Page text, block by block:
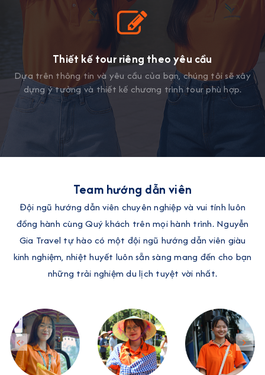
Thiết kế tour riêng theo yêu cầu
Dựa trên thông tin và yêu cầu của bạn, chúng tôi sẽ xây
dựng ý tưởng và thiết kế chương trình tour phù hợp.
Team hướng dẫn viên
Đội ngũ hướng dẫn viên chuyên nghiệp và vui tính luôn
đồng hành cùng Quý khách trên mọi hành trình. Nguyễn
Gia Travel tự hào có một đội ngũ hướng dẫn viên giàu
kinh nghiệm, nhiệt huyết luôn sẵn sàng mang đến cho bạn
những trải nghiệm du lịch tuyệt vời nhất.